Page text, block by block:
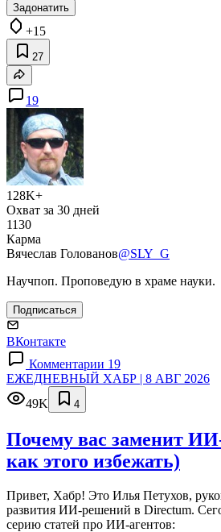
Задонатить
+15
27
19
128K+
Охват за 30 дней
1130
Карма
Вячеслав Голованов@SLY_G
Научпоп. Проповедую в храме науки.
Подписаться
ВКонтакте
Комментарии 19
ЕЖЕДНЕВНЫЙ ХАБР | 8 АВГ 2026
49K
4
Почему вас заменит
как этого избежать)
Привет, Хабр! Это Илья Петухов,
развития ИИ-решений в Directum.
серию статей про ИИ-агентов: